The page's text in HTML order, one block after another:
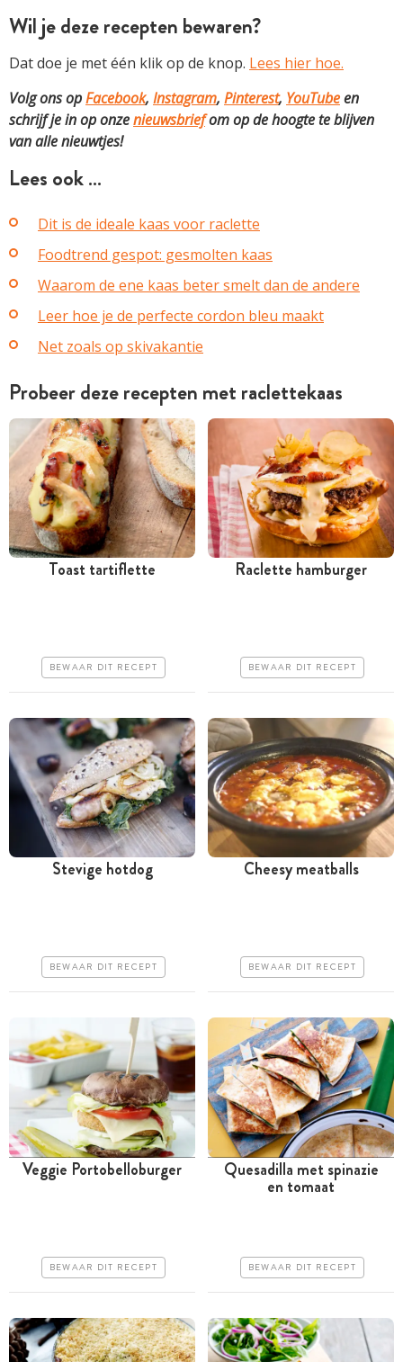
Wil je deze recepten bewaren?
Dat doe je met één klik op de knop. Lees hier hoe.
Volg ons opFacebook, Instagram, Pinterest, YouTubeen
schrijf je in op onzenieuwsbriefom op de hoogte te blijven
van alle nieuwtjes!
Lees ook …
Dit is de ideale kaas voor raclette
Foodtrend gespot: gesmolten kaas
Waarom de ene kaas beter smelt dan de andere
Leer hoe je de perfecte cordon bleu maakt
Net zoals op skivakantie
Probeer deze recepten met raclettekaas
Toast tartiflette
BEWAAR DIT RECEPT Makkelijk
Raclette hamburger
BEWAAR DIT RECEPT
Makkelijk
Stevige hotdog
BEWAAR DIT RECEPT
Cheesy meatballs
BEWAAR DIT RECEPT
Veggie Portobelloburger
BEWAAR DIT RECEPT
Minder dan 30 minuten
Erg makkelijk
Quesadilla met spinazie
en tomaat
BEWAAR DIT RECEPT